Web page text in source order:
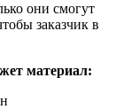
они смогут
заказчик в
материал: